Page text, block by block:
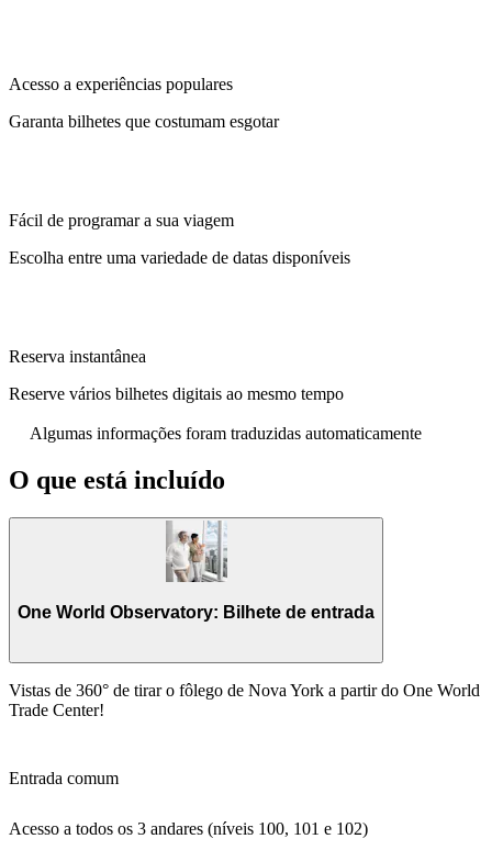
Acesso a experiências populares
Garanta bilhetes que costumam esgotar
Fácil de programar a sua viagem
Escolha entre uma variedade de datas disponíveis
Reserva instantânea
Reserve vários bilhetes digitais ao mesmo tempo
Algumas informações foram traduzidas automaticamente
O que está incluído
One World Observatory: Bilhete de entrada
Vistas de 360° de tirar o fôlego de Nova York a partir do One World
Trade Center!
Entrada comum
Acesso a todos os 3 andares (níveis 100, 101 e 102)